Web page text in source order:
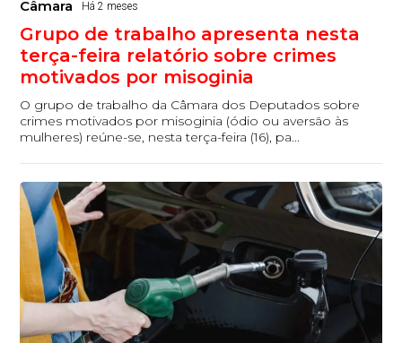
Câmara Há 2 meses
Grupo de trabalho apresenta nesta
terça-feira relatório sobre crimes
motivados por misoginia
O grupo de trabalho da Câmara dos Deputados sobre
crimes motivados por misoginia (ódio ou aversão às
mulheres) reúne-se, nesta terça-feira (16), pa...